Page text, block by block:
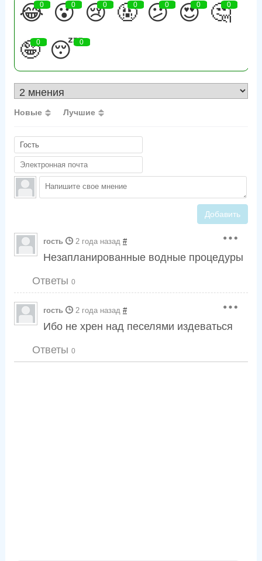
😂
0 😮
0 😢
0 🤬
0 😕
0 😍
0 🤔
0
🤪
0 😴
0
Новые Лучшие
Добавить
гость 2 года назад #
Незапланированные водные процедуры
Ответы 0
гость 2 года назад #
Ибо не хрен над песелями издеваться
Ответы 0